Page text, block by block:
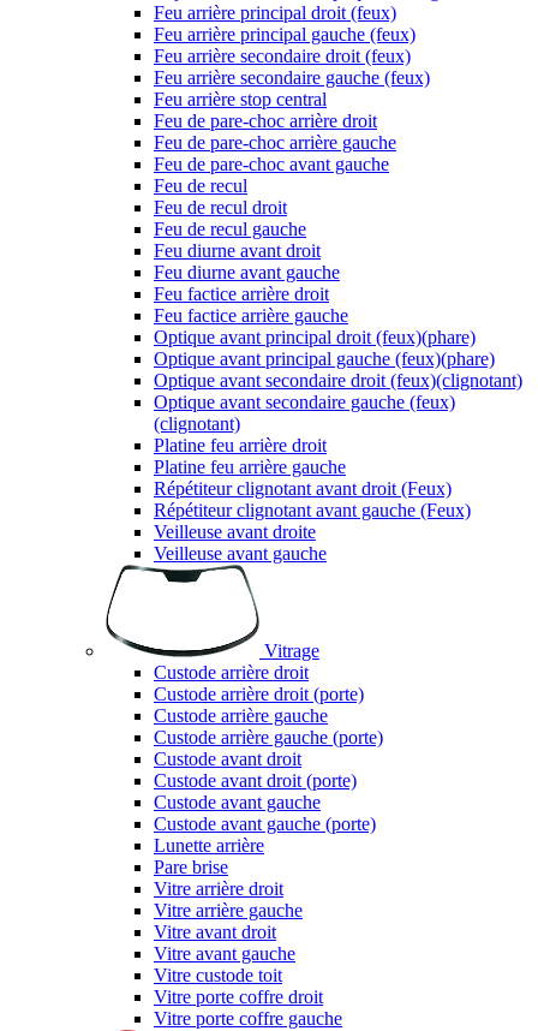
Feu arrière principal droit (feux)
Feu arrière principal gauche (feux)
Feu arrière secondaire droit (feux)
Feu arrière secondaire gauche (feux)
Feu arrière stop central
Feu de pare-choc arrière droit
Feu de pare-choc arrière gauche
Feu de pare-choc avant gauche
Feu de recul
Feu de recul droit
Feu de recul gauche
Feu diurne avant droit
Feu diurne avant gauche
Feu factice arrière droit
Feu factice arrière gauche
Optique avant principal droit (feux)(phare)
Optique avant principal gauche (feux)(phare)
Optique avant secondaire droit (feux)(clignotant)
Optique avant secondaire gauche (feux)
(clignotant)
Platine feu arrière droit
Platine feu arrière gauche
Répétiteur clignotant avant droit (Feux)
Répétiteur clignotant avant gauche (Feux)
Veilleuse avant droite
Veilleuse avant gauche
Vitrage
Custode arrière droit
Custode arrière droit (porte)
Custode arrière gauche
Custode arrière gauche (porte)
Custode avant droit
Custode avant droit (porte)
Custode avant gauche
Custode avant gauche (porte)
Lunette arrière
Pare brise
Vitre arrière droit
Vitre arrière gauche
Vitre avant droit
Vitre avant gauche
Vitre custode toit
Vitre porte coffre droit
Vitre porte coffre gauche